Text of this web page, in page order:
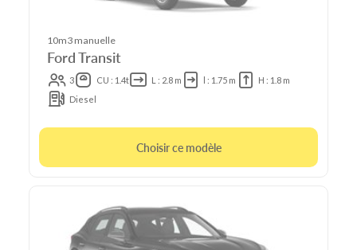
10m3 manuelle
Ford Transit
3 CU : 1.4t L : 2.8 m l : 1.75 m
H : 1.8 m
Diesel
Choisir ce modèle